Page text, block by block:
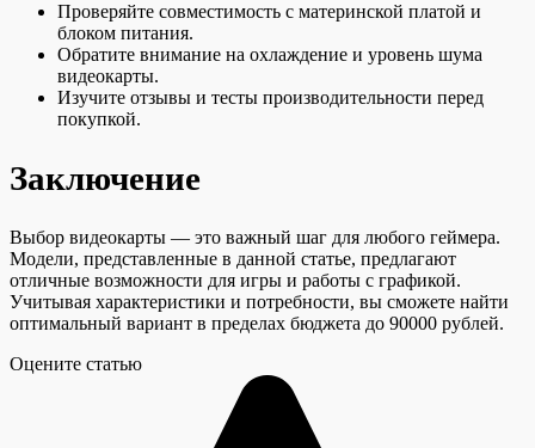
Проверяйте совместимость с материнской платой и
блоком питания.
Обратите внимание на охлаждение и уровень шума
видеокарты.
Изучите отзывы и тесты производительности перед
покупкой.
Заключение
Выбор видеокарты — это важный шаг для любого геймера.
Модели, представленные в данной статье, предлагают
отличные возможности для игры и работы с графикой.
Учитывая характеристики и потребности, вы сможете найти
оптимальный вариант в пределах бюджета до 90000 рублей.
Оцените статью